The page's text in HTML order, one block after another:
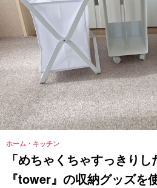
ホーム・キッチン
「めちゃくちゃすっきり
『tower』の収納グッズを